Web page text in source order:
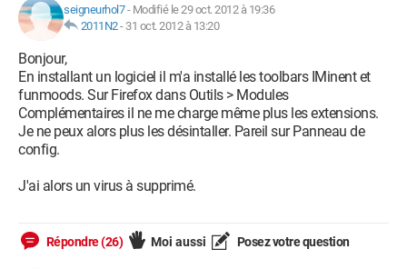
seigneurhol7- Modifié le 29 oct. 2012 à 19:36
2011N2- 31 oct. 2012 à 13:20
Bonjour,
En installant un logiciel il m'a installé les toolbars IMinent et
funmoods. Sur Firefox dans Outils > Modules
Complémentaires il ne me charge même plus les extensions.
Je ne peux alors plus les désintaller. Pareil sur Panneau de
config.
J'ai alors un virus à supprimé.
Répondre (26) Moi aussi Posez votre question